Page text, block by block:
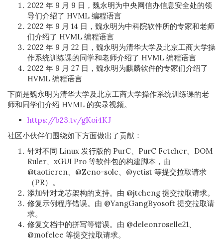
2022 年 9 月 9 日，魏永明为中央网信办信息安全处的领
导们介绍了 HVML 编程语言
2022 年 9 月 14 日，魏永明为中科院软件所的专家和老师
们介绍了 HVML 编程语言
2022 年 9 月 22 日，魏永明为清华大学及北京工商大学操
作系统训练课的同学和老师介绍了 HVML 编程语言
2022 年 9 月 27 日，魏永明为麒麟软件的专家们介绍了
HVML 编程语言
下面是魏永明为清华大学及北京工商大学操作系统训练课的老
师和同学们介绍 HVML 的实录视频。
https://b23.tv/gKoi4KJ
社区小伙伴们围绕如下方面做出了贡献：
针对不同 Linux 发行版的 PurC、PurC Fetcher、DOM
Ruler、xGUI Pro 等软件包的构建脚本，由
@taotieren、@Zeno-sole、@yetist 等提交拉取请求
（PR）。
添加针对龙芯架构的支持。由 @jtcheng 提交拉取请求。
修复示例程序错误。由 @YangGangByosoft 提交拉取请
求。
修复文档中的拼写等错误。由 @deleonroselle21、
@mofelee 等提交拉取请求。